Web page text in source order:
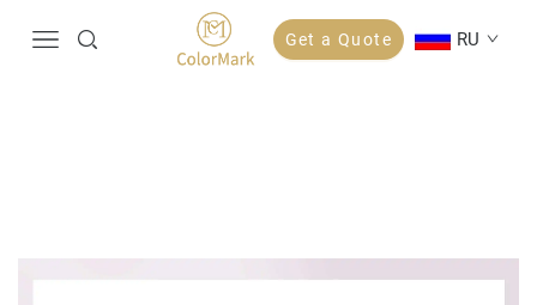
Get a Quote RU